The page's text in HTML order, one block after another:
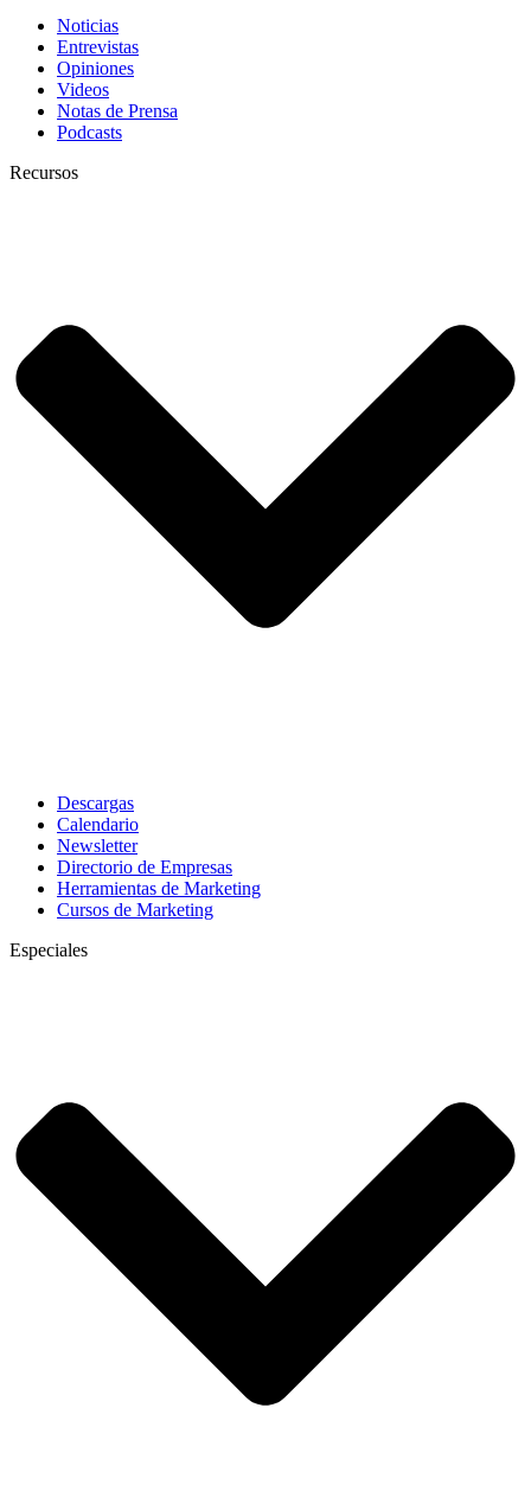
Noticias
Entrevistas
Opiniones
Videos
Notas de Prensa
Podcasts
Recursos
Descargas
Calendario
Newsletter
Directorio de Empresas
Herramientas de Marketing
Cursos de Marketing
Especiales